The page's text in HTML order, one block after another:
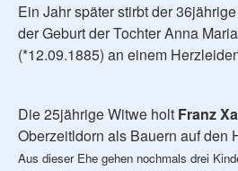
Ein Jahr später stirbt der
der Geburt der Tochter Anna
(*12.09.1885) an einem
Die 25jährige Witwe holt Franz
Oberzeitldorn als Bauern auf den
Aus dieser Ehe gehen nochmals drei